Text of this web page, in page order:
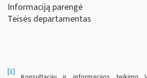
Informaciją parengė
Teisės departamentas
[1]